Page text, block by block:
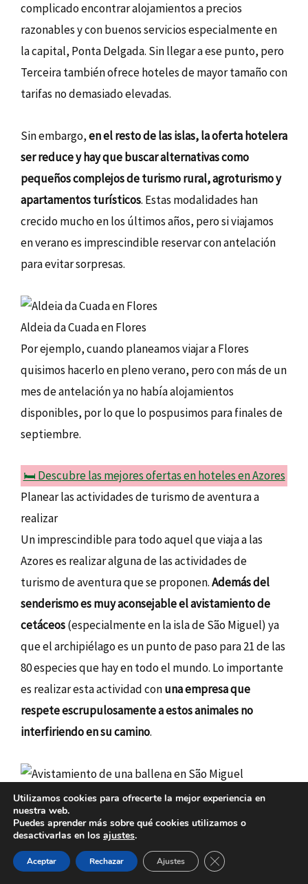
complicado encontrar alojamientos a precios
razonables y con buenos servicios especialmente en
la capital, Ponta Delgada. Sin llegar a ese punto, pero
Terceira también ofrece hoteles de mayor tamaño con
tarifas no demasiado elevadas.
Sin embargo,en el resto de las islas, la oferta hotelera
ser reduce y hay que buscar alternativas como
pequeños complejos de turismo rural, agroturismo y
apartamentos turísticos. Estas modalidades han
crecido mucho en los últimos años, pero si viajamos
en verano es imprescindible reservar con antelación
para evitar sorpresas.
Aldeia da Cuada en Flores
Por ejemplo, cuando planeamos viajar a Flores
quisimos hacerlo en pleno verano, pero con más de un
mes de antelación ya no había alojamientos
disponibles, por lo que lo pospusimos para finales de
septiembre.
🛏️ Descubre las mejores ofertas en hoteles en Azores
Planear las actividades de turismo de aventura a
realizar
Un imprescindible para todo aquel que viaja a las
Azores es realizar alguna de las actividades de
turismo de aventura que se proponen.Además del
senderismo es muy aconsejable el avistamiento de
cetáceos(especialmente en la isla de São Miguel) ya
que el archipiélago es un punto de paso para 21 de las
80 especies que hay en todo el mundo. Lo importante
es realizar esta actividad conuna empresa que
respete escrupulosamente a estos animales no
interfiriendo en su camino.
Avistamiento de una ballena en São Miguel
🐋 Reserva aquí tu paseo en barco con avistamiento
de cetáceos en São Miguel
El buceo es otra actividad muy demandada en
Utilizamos cookies para ofrecerte la mejor experiencia en
nuestra web.
Puedes aprender más sobre qué cookies utilizamos o
desactivarlas en los ajustes.
Aceptar Rechazar Ajustes CERRAR EL